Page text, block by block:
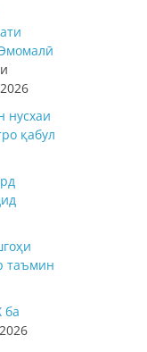
нусхаи
қабул
таъмин
ба